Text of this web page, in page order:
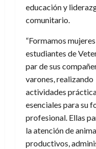
educación y
comunitario.
“Formamos mujeres
estudiantes de
par de sus
varones, realizando
actividades
esenciales para su
profesional. Ellas
la atención de
productivos,